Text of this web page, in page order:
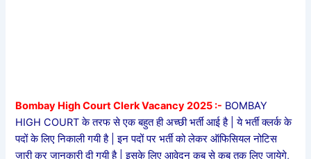
Bombay High Court Clerk Vacancy 2025 :- BOMBAY
HIGH COURT के तरफ से एक बहुत ही अच्छी भर्ती आई है | ये भर्ती क्लर्क के
पदों के लिए निकाली गयी है | इन पदों पर भर्ती को लेकर ऑफिसियल नोटिस
जारी कर जानकारी दी गयी है | इसके लिए आवेदन कब से कब तक लिए जायेगे,